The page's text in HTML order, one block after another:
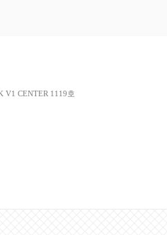
V1 CENTER 1119호